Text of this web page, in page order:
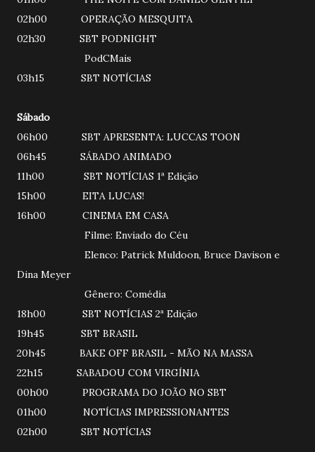
02h00 OPERAÇÃO MESQUITA
02h30 SBT PODNIGHT
PodCMais
03h15 SBT NOTÍCIAS
Sábado
06h00 SBT APRESENTA: LUCCAS TOON
06h45 SÁBADO ANIMADO
11h00 SBT NOTÍCIAS 1ª Edição
15h00 EITA LUCAS!
16h00 CINEMA EM CASA
Filme: Enviado do Céu
Elenco: Patrick Muldoon, Bruce Davison e
Dina Meyer
Gênero: Comédia
18h00 SBT NOTÍCIAS 2ª Edição
19h45 SBT BRASIL
20h45 BAKE OFF BRASIL - MÃO NA MASSA
22h15 SABADOU COM VIRGÍNIA
00h00 PROGRAMA DO JOÃO NO SBT
01h00 NOTÍCIAS IMPRESSIONANTES
02h00 SBT NOTÍCIAS